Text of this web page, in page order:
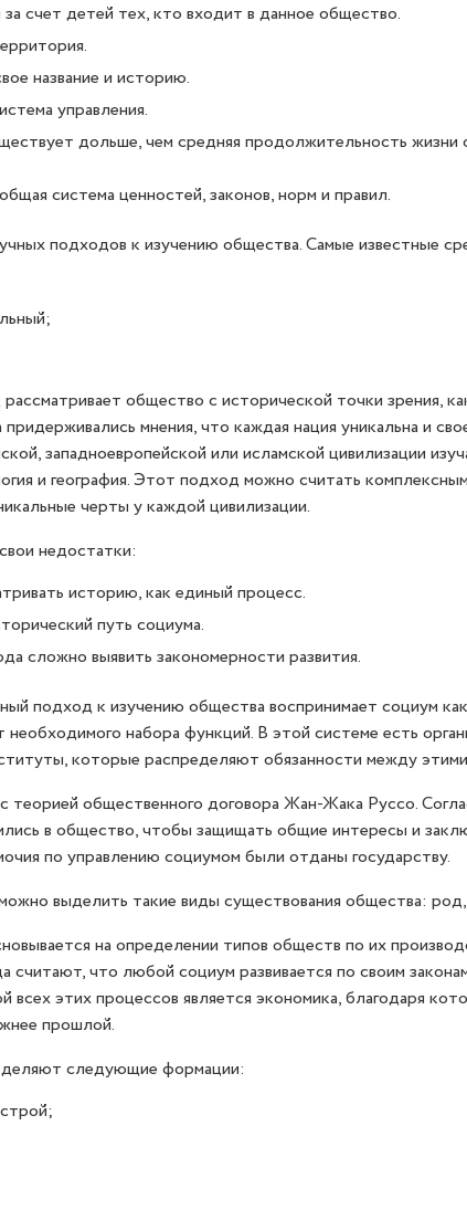
счет детей тех, кто входит в данное общество.
название и историю.
управления.
дольше, чем средняя продолжительность жизни
система ценностей, законов, норм и правил.
подходов к изучению общества. Самые известные
общество с исторической точки зрения,
мнения, что каждая нация уникальна и
западноевропейской или исламской цивилизации
и география. Этот подход можно считать
черты у каждой цивилизации.
недостатки:
историю, как единый процесс.
путь социума.
сложно выявить закономерности развития.
подход к изучению общества воспринимает социум
набора функций. В этой системе есть
которые распределяют обязанности между этими
теорией общественного договора Жан-Жака Руссо.
в общество, чтобы защищать общие интересы и
по управлению социумом были отданы государству.
выделить такие виды существования общества: род,
на определении типов обществ по их
считают, что любой социум развивается по своим
всех этих процессов является экономика, благодаря
прошлой.
следующие формации: